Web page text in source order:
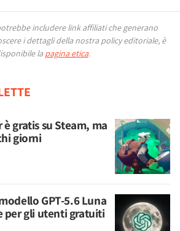
includere link affiliati che generano
i dettagli della nostra policy editoriale, è
la pagina etica.
gratis su Steam, ma
giorni
GPT-5.6 Luna
per gli utenti gratuiti